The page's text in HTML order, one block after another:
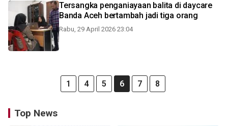
Tersangka penganiayaan balita di daycare
Banda Aceh bertambah jadi tiga orang
Rabu, 29 April 2026 23:04
1 4 5 6 7 8
Top News